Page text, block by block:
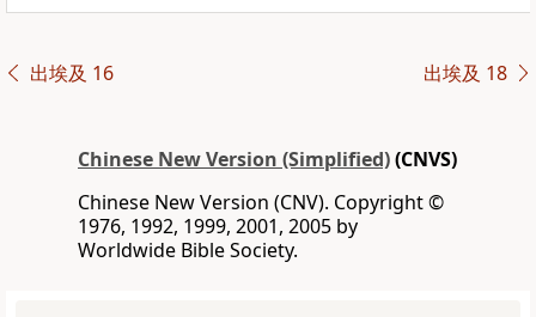
出埃及 16 出埃及 18
Chinese New Version (Simplified)(CNVS)
Chinese New Version (CNV). Copyright ©
1976, 1992, 1999, 2001, 2005 by
Worldwide Bible Society.